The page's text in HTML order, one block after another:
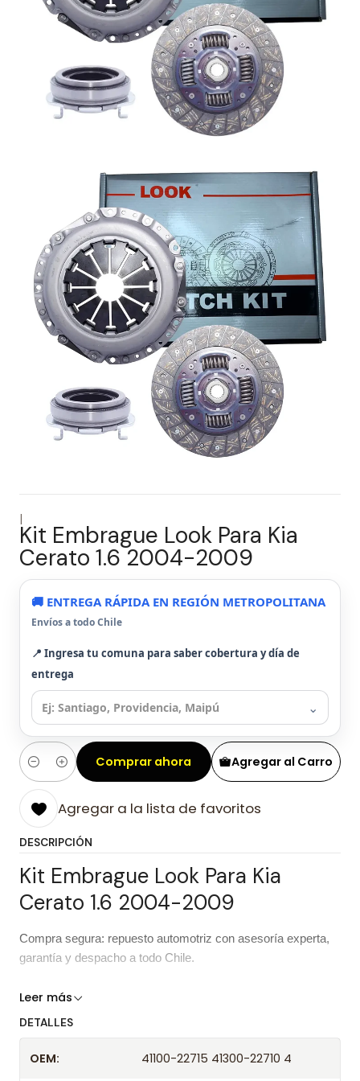
|
Kit Embrague Look Para Kia
Cerato 1.6 2004-2009
🚚 ENTREGA RÁPIDA EN REGIÓN METROPOLITANA
Envíos a todo Chile
📍 Ingresa tu comuna para saber cobertura y día de
entrega
⌄
Cantidad
Agregar al Carro
Comprar ahora
Agregar a la lista de favoritos
DESCRIPCIÓN
Kit Embrague Look Para Kia
Cerato 1.6 2004-2009
Compra segura: repuesto automotriz con asesoría experta,
garantía y despacho a todo Chile.
Características del repuesto
Leer más
DETALLES
OEM: 41100-22715 41300-22710 4